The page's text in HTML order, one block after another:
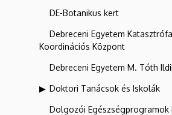
DE-Botanikus kert
Debreceni Egyetem
Koordinációs Központ
Debreceni Egyetem M. Tóth
Doktori Tanácsok és Iskolák
Dolgozói Egészségprogramok